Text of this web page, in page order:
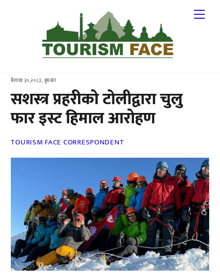
बैशाख ३०,२०८३, बुधबार
सशस्त्र प्रहरीको टोलीद्वारा चुलु
फार इस्ट हिमाल आरोहण
TOURISM FACE CORRESPONDENT